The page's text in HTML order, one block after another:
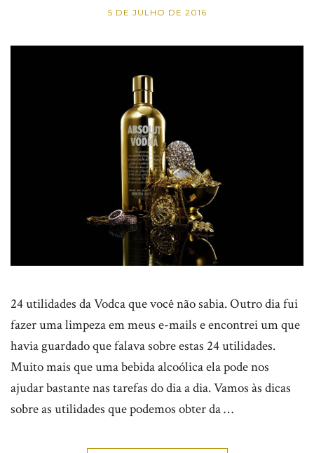
5 DE JULHO DE 2016
24 utilidades da Vodca que você não sabia. Outro dia fui
fazer uma limpeza em meus e-mails e encontrei um que
havia guardado que falava sobre estas 24 utilidades.
Muito mais que uma bebida alcoólica ela pode nos
ajudar bastante nas tarefas do dia a dia. Vamos às dicas
sobre as utilidades que podemos obter da …